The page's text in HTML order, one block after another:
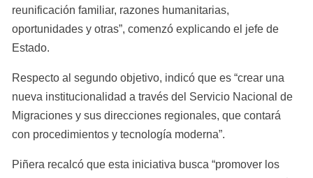
reunificación familiar, razones humanitarias,
oportunidades y otras”, comenzó explicando el jefe de
Estado.
Respecto al segundo objetivo, indicó que es “crear una
nueva institucionalidad a través del Servicio Nacional de
Migraciones y sus direcciones regionales, que contará
con procedimientos y tecnología moderna”.
Piñera recalcó que esta iniciativa busca “promover los